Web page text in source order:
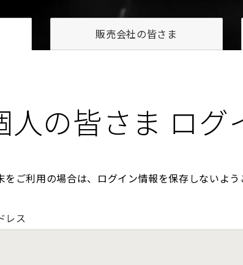
販売会社の皆さま
人の皆さま ログ
ご利用の場合は、ログイン情報を保存しないよう
レス